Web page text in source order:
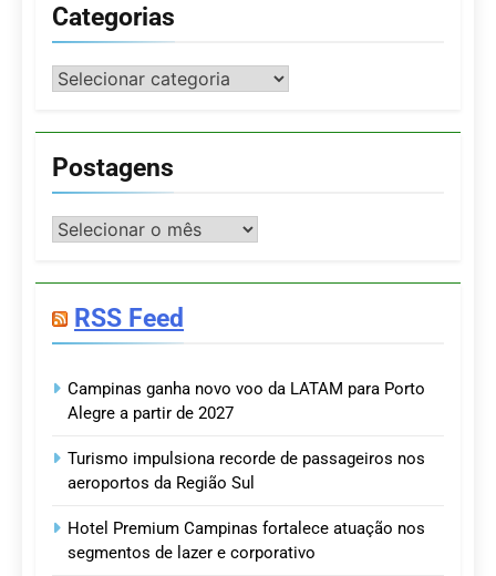
Categorias
Categorias
Postagens
Postagens
RSS Feed
Campinas ganha novo voo da LATAM para Porto
Alegre a partir de 2027
Turismo impulsiona recorde de passageiros nos
aeroportos da Região Sul
Hotel Premium Campinas fortalece atuação nos
segmentos de lazer e corporativo